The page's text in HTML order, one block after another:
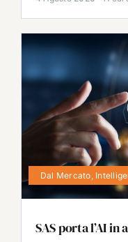
Dal Mercato
SAS porta l’AI